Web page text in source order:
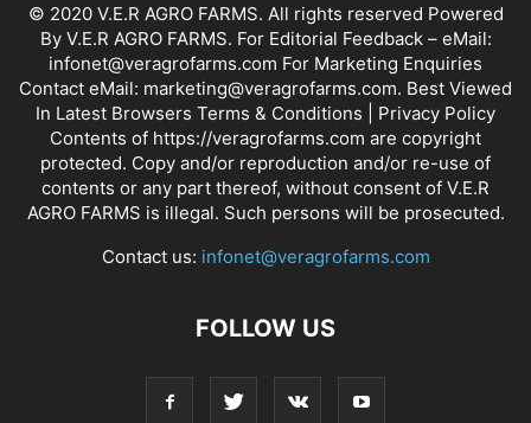
© 2020 V.E.R AGRO FARMS. All rights reserved Powered
By V.E.R AGRO FARMS. For Editorial Feedback – eMail:
infonet@veragrofarms.com For Marketing Enquiries
Contact eMail: marketing@veragrofarms.com. Best Viewed
In Latest Browsers Terms & Conditions | Privacy Policy
Contents of https://veragrofarms.com are copyright
protected. Copy and/or reproduction and/or re-use of
contents or any part thereof, without consent of V.E.R
AGRO FARMS is illegal. Such persons will be prosecuted.
Contact us: infonet@veragrofarms.com
FOLLOW US